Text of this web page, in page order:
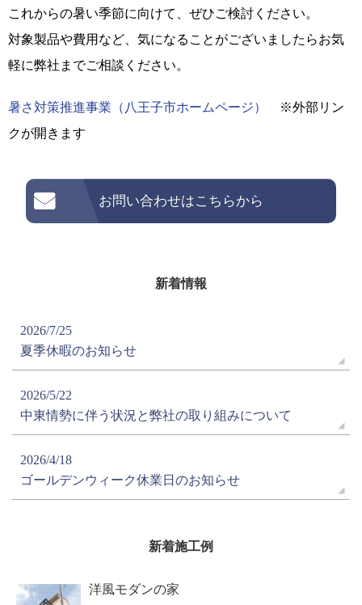
これからの暑い季節に向けて、ぜひご検討ください。
対象製品や費用など、気になることがございましたらお気
軽に弊社までご相談ください。
暑さ対策推進事業（八王子市ホームページ）
※外部リン
クが開きます
お問い合わせはこちらから
新着情報
2026/7/25
夏季休暇のお知らせ
2026/5/22
中東情勢に伴う状況と弊社の取り組みについて
2026/4/18
ゴールデンウィーク休業日のお知らせ
新着施工例
洋風モダンの家